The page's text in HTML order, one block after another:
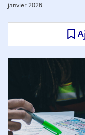
janvier 2026